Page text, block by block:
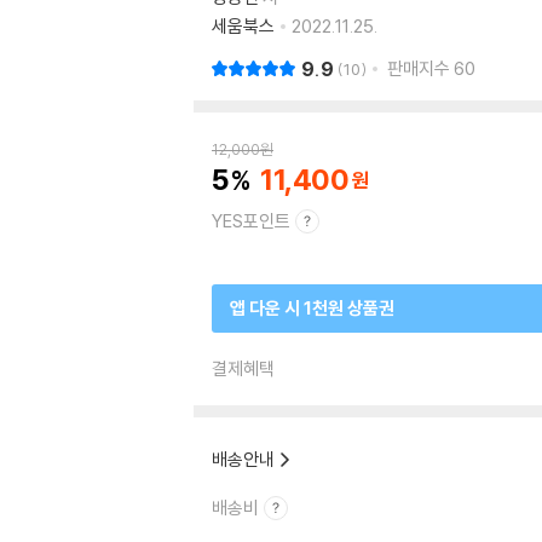
세움북스
2022.11.25.
9.9 10 판매지수 60
12,000원
5 11,400
YES포인트
앱 다운 시 1천원 상품권
결제혜택
배송안내
배송비